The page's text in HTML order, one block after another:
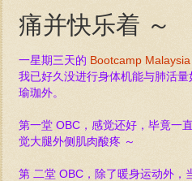
痛并快乐着 ～
一星期三天的 Bootcamp Malaysia
我已好久没进行身体机能与肺活
瑜珈外。
第一堂 OBC，感觉还好，毕竟一
觉大腿外侧肌肉酸疼 ～
第 二堂 OBC，除了暖身运动外，